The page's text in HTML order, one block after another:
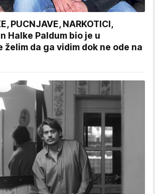
PUCNJAVE, NARKOTICI,
Halke Paldum bio je u
želim da ga vidim dok ne ode na